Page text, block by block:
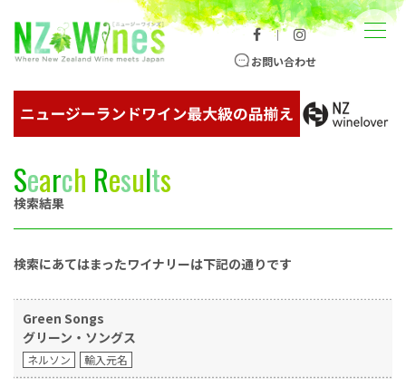
ニュージーランドワイン総合サイト
｜
お問い合わせ
メニュー
Search Results
検索結果
検索にあてはまったワイナリーは下記の通りです
Green Songs
グリーン・ソングス
ネルソン 輸入元名